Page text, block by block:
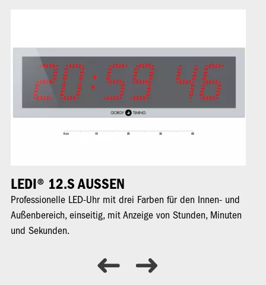
LEDI® 12.S AUSSEN
Professionelle LED-Uhr mit drei Farben für den Innen- und
Außenbereich, einseitig, mit Anzeige von Stunden, Minuten
und Sekunden.